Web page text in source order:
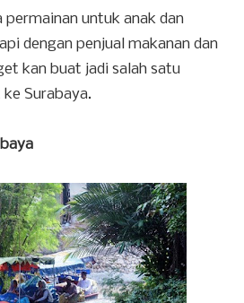
untuk anak dan
dengan penjual makanan dan
kan buat jadi salah satu
Surabaya.